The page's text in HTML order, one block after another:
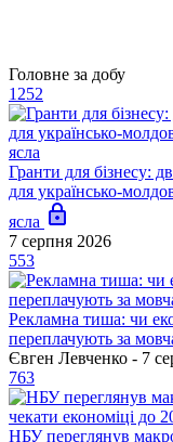
Головне за добу
1252
Гранти для бізнесу:
для українсько-
ясла
7 серпня 2026
553
Рекламна тиша: чи
переплачують за
Євген Левченко - 7
763
НБУ переглянув